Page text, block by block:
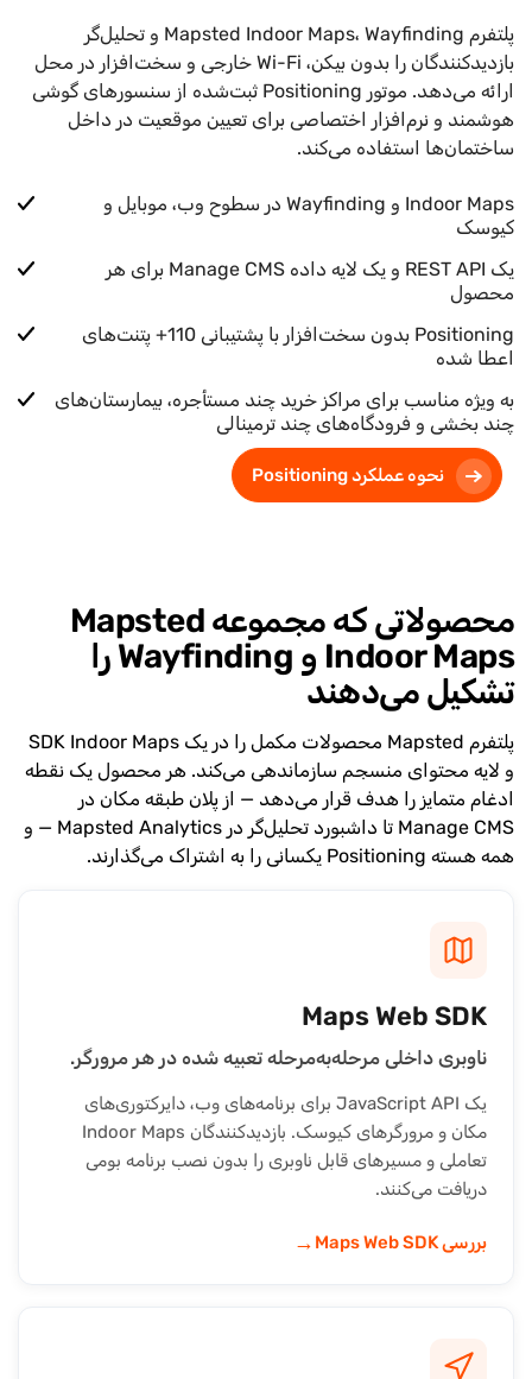
پلتفرم Mapsted Indoor Maps، Wayfinding و تحلیل‌گر
بازدیدکنندگان را بدون بیکن، Wi-Fi خارجی و سخت‌افزار در محل
ارائه می‌دهد. موتور Positioning ثبت‌شده از سنسورهای گوشی
هوشمند و نرم‌افزار اختصاصی برای تعیین موقعیت در داخل
ساختمان‌ها استفاده می‌کند.
Indoor Maps و Wayfinding در سطوح وب، موبایل و
کیوسک
یک REST API و یک لایه داده Manage CMS برای هر
محصول
Positioning بدون سخت‌افزار با پشتیبانی
110+
پتنت‌های
اعطا شده
به ویژه مناسب برای مراکز خرید چند مستأجره، بیمارستان‌های
چند بخشی و فرودگاه‌های چند ترمینالی
نحوه عملکرد Positioning
محصولاتی که مجموعه Mapsted
Indoor Maps و Wayfinding را
تشکیل می‌دهند
پلتفرم Mapsted محصولات مکمل را در یک SDK Indoor Maps
و لایه محتوای منسجم سازماندهی می‌کند. هر محصول یک نقطه
ادغام متمایز را هدف قرار می‌دهد — از پلان طبقه مکان در
Manage CMS تا داشبورد تحلیل‌گر در Mapsted Analytics — و
همه هسته Positioning یکسانی را به اشتراک می‌گذارند.
Maps Web SDK
ناوبری داخلی مرحله‌به‌مرحله تعبیه شده در هر مرورگر.
یک JavaScript API برای برنامه‌های وب، دایرکتوری‌های
مکان و مرورگرهای کیوسک. بازدیدکنندگان Indoor Maps
تعاملی و مسیرهای قابل ناوبری را بدون نصب برنامه بومی
دریافت می‌کنند.
بررسی Maps Web SDK →